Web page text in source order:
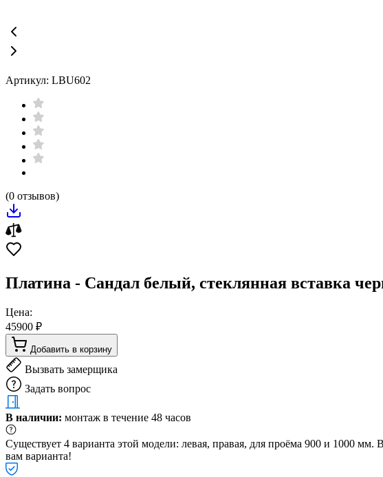
Артикул: LBU602
(0 отзывов)
Платина - Сандал белый, стеклянная вставка
Цена:
45900 ₽
Добавить в корзину
Вызвать замерщика
Задать вопрос
В наличии: монтаж в течение 48 часов
Существует 4 варианта этой модели: левая, правая, для проёма 900 и 1000
вам варианта!